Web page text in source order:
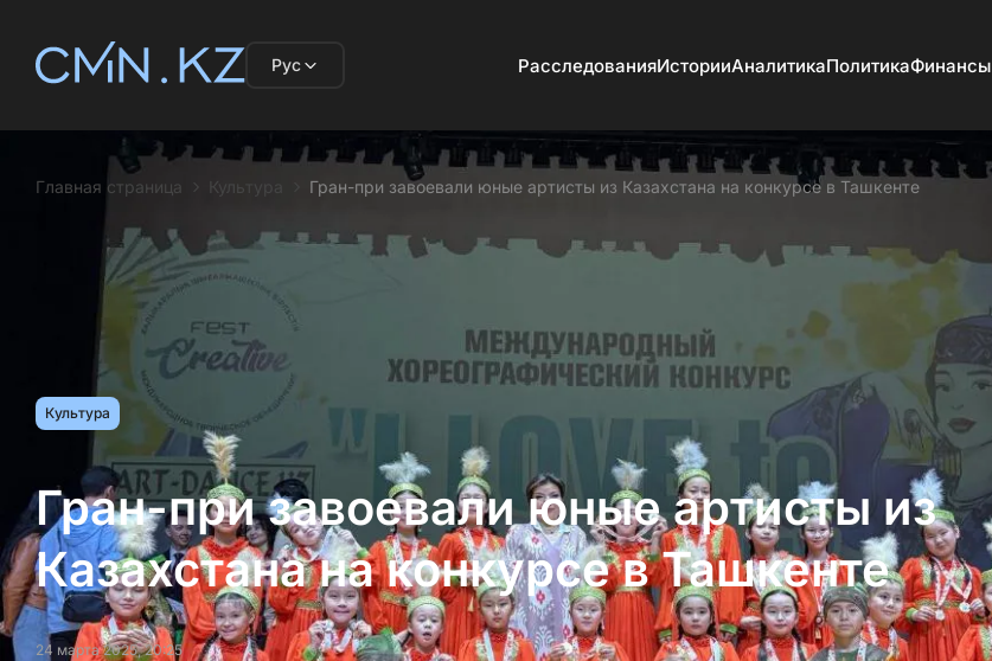
Рус РасследованияИсторииАналитикаПолитикаФинансы
Главная страница Культура Гран-при завоевали юные артисты из Казахстана на конкурсе в Ташкенте
Культура
Гран-при завоевали юные артисты из
Казахстана на конкурсе в Ташкенте
24 марта 2025, 20:25